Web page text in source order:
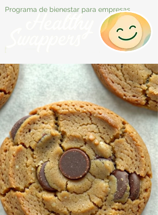
Programa de bienestar para empresas